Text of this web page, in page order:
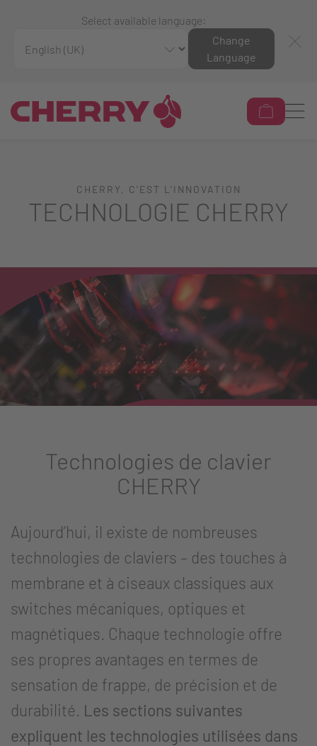
Select available language:
Change
Language
CHERRY, C'EST L'INNOVATION
TECHNOLOGIE CHERRY
Technologies de clavier
CHERRY
Aujourd’hui, il existe de nombreuses
technologies de claviers – des touches à
membrane et à ciseaux classiques aux
switches mécaniques, optiques et
magnétiques. Chaque technologie offre
ses propres avantages en termes de
sensation de frappe, de précision et de
durabilité. Les sections suivantes
expliquent les technologies utilisées dans